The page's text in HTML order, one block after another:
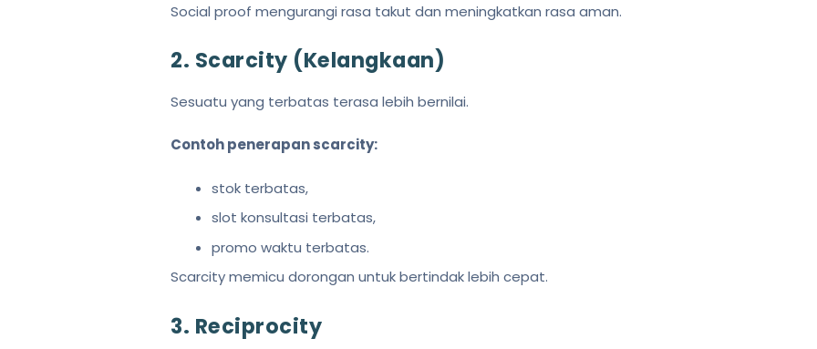
Social proof mengurangi rasa takut dan meningkatkan rasa aman.
2. Scarcity (Kelangkaan)
Sesuatu yang terbatas terasa lebih bernilai.
Contoh penerapan scarcity:
stok terbatas,
slot konsultasi terbatas,
promo waktu terbatas.
Scarcity memicu dorongan untuk bertindak lebih cepat.
3. Reciprocity